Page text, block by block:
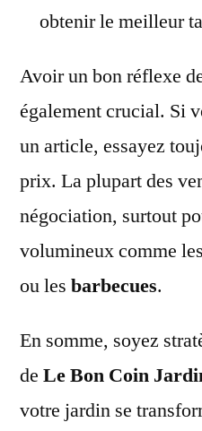
obtenir le meilleur
Avoir un bon réflexe
également crucial. Si
un article, essayez
prix. La plupart des
négociation, surtout
volumineux comme les
ou les barbecues.
En somme, soyez
de Le Bon Coin
votre jardin se